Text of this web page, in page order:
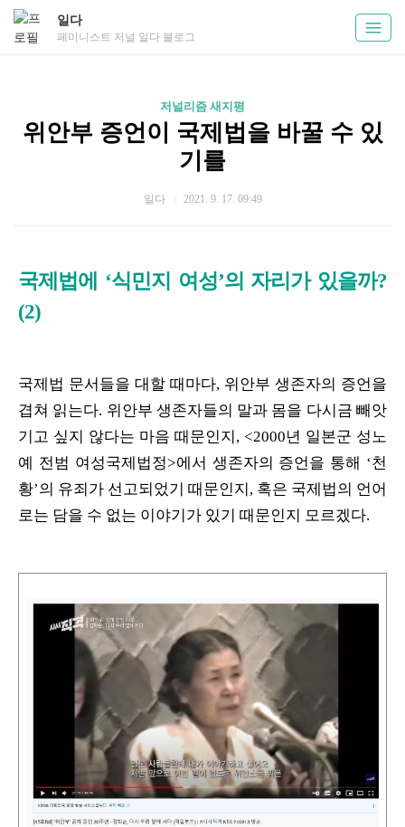
일다
페미니스트 저널 일다 블로그
저널리즘 새지평
위안부 증언이 국제법을 바꿀 수 있
기를
일다 2021. 9. 17. 09:49
국제법에 ‘식민지 여성’의 자리가 있을까?
(2)
국제법 문서들을 대할 때마다, 위안부 생존자의 증언을
겹쳐 읽는다. 위안부 생존자들의 말과 몸을 다시금 빼앗
기고 싶지 않다는 마음 때문인지, <2000년 일본군 성노
예 전범 여성국제법정>에서 생존자의 증언을 통해 ‘천
황’의 유죄가 선고되었기 때문인지, 혹은 국제법의 언어
로는 담을 수 없는 이야기가 있기 때문인지 모르겠다.